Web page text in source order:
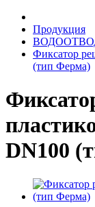
Продукция
Фиксатор
(тип Ферма)
DN100